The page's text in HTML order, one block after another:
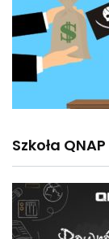
Szkoła